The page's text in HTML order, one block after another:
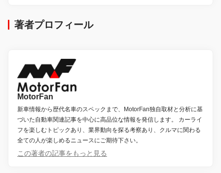
著者プロフィール
MotorFan
新車情報から歴代名車のスペックまで、MotorFan独自取材と分析に基
づいた自動車関連記事を中心に高品位な情報を発信します。 カーライ
フを楽しむトピックあり、業界動向を探る考察あり、クルマに関わる
全ての人が楽しめるニュースにご期待下さい。
この著者の記事をもっと見る